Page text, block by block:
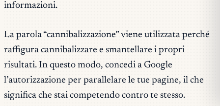
informazioni.
La parola “cannibalizzazione” viene utilizzata perché
raffigura cannibalizzare e smantellare i propri
risultati. In questo modo, concedi a Google
l’autorizzazione per parallelare le tue pagine, il che
significa che stai competendo contro te stesso.